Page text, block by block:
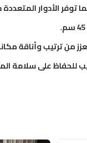
توفر الأدوار
من ترتيب وأناقة
للحفاظ على سلامة